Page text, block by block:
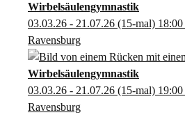
Wirbelsäulengymnastik
03.03.26 - 21.07.26 (15-mal) 18:00
Ravensburg
Wirbelsäulengymnastik
03.03.26 - 21.07.26 (15-mal) 19:00
Ravensburg